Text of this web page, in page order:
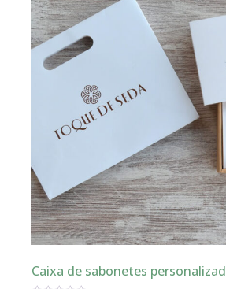
Caixa de sabonetes